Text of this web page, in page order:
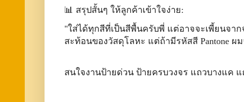
📊 สรุปสั้นๆ ให้ลูกค้าเข้าใจง่าย:
"ใส่ได้ทุกสีที่เป็นสีพื้นครับพี่ แต่อาจจะเพี้ยนจา
สะท้อนของวัสดุโลหะ แต่ถ้ามีรหัสสี Pantone
สนใจงานป้ายด่วน ป้ายครบวงจร แถวบางแค แ